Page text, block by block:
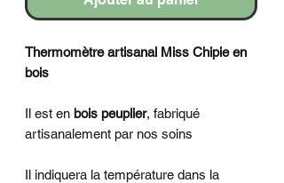
Thermomètre artisanal Miss Chipie en
bois
Il est en bois peuplier, fabriqué
artisanalement par nos soins
Il indiquera la température dans la